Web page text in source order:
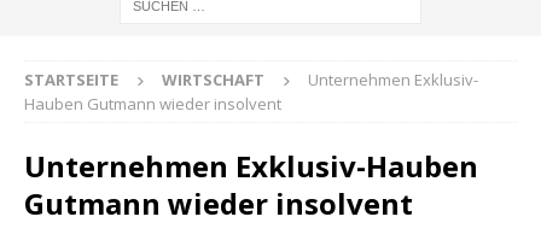
STARTSEITE WIRTSCHAFT
Unternehmen Exklusiv-
Hauben Gutmann wieder insolvent
Unternehmen Exklusiv-Hauben
Gutmann wieder insolvent